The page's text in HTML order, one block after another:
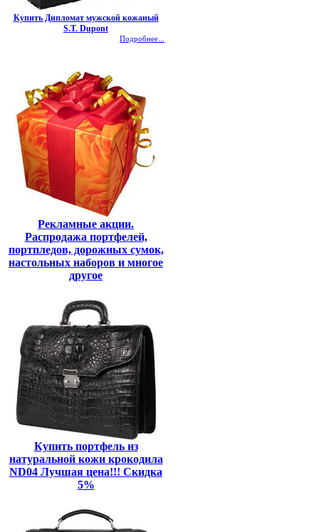
Купить Дипломат мужской кожаный
S.T. Dupont
Подробнее...
Рекламные акции.
Распродажа портфелей,
портпледов, дорожных сумок,
настольных наборов и многое
другое
Купить портфель из
натуральной кожи крокодила
ND04 Лучшая цена!!! Скидка
5%